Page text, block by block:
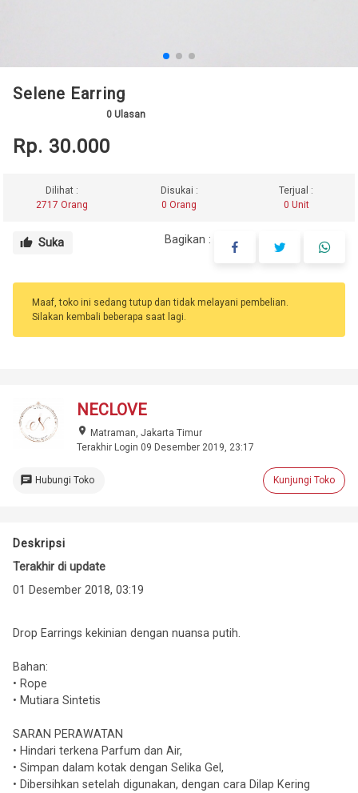
Selene Earring
0 Ulasan
Rp. 30.000
Dilihat :
2717 Orang
Disukai :
0 Orang
Terjual :
0 Unit
thumb_up Suka Bagikan :
Maaf, toko ini sedang tutup dan tidak melayani pembelian.
Silakan kembali beberapa saat lagi.
NECLOVE
place Matraman, Jakarta Timur
Terakhir Login 09 Desember 2019, 23:17
chat Hubungi Toko Kunjungi Toko
Deskripsi
Terakhir di update
01 Desember 2018, 03:19
Drop Earrings kekinian dengan nuansa putih.
Bahan:
• Rope
• Mutiara Sintetis
SARAN PERAWATAN
• Hindari terkena Parfum dan Air,
• Simpan dalam kotak dengan Selika Gel,
• Dibersihkan setelah digunakan, dengan cara Dilap Kering